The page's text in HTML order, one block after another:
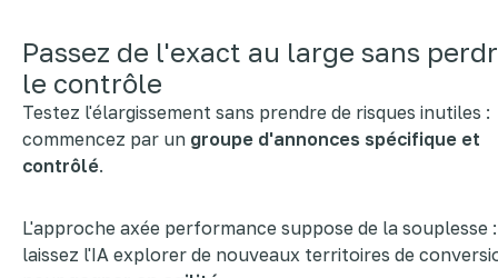
Passez de l'exact au large sans
le contrôle
Testez l'élargissement sans prendre de risques inutiles :
commencez par un groupe d'annonces spécifique et
contrôlé.
L'approche axée performance suppose de la souplesse :
laissez l'IA explorer de nouveaux territoires de